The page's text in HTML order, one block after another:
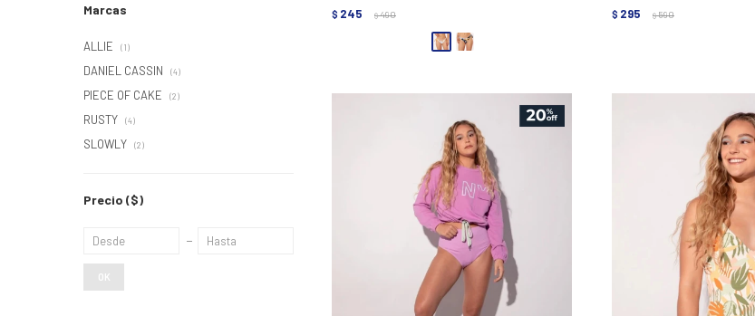
$ 245 $ 490 $ 295 $ 590
Marcas
ALLIE (1)
DANIEL CASSIN (4)
PIECE OF CAKE (2)
RUSTY (4)
SLOWLY (2)
Precio ($)
OK